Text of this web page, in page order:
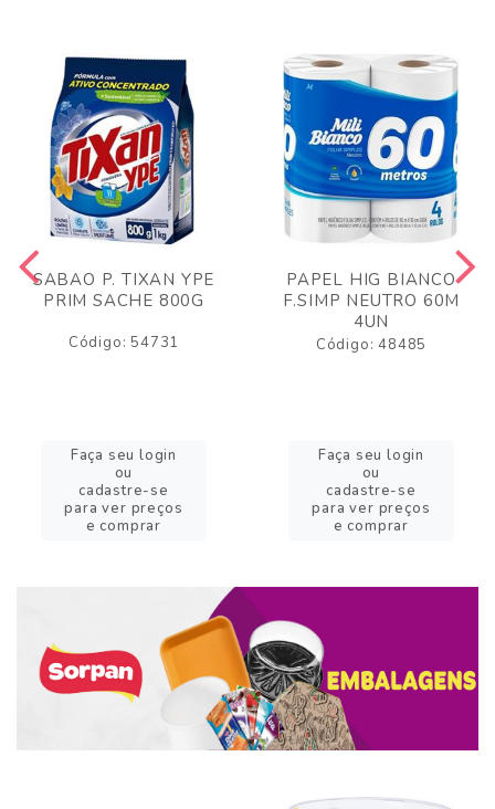
SABAO P. TIXAN YPE
PRIM SACHE 800G
Código: 54731
Faça seu login
ou
cadastre-se
para ver preços
e comprar
PAPEL HIG BIANCO
F.SIMP NEUTRO 60M
4UN
Código: 48485
Faça seu login
ou
cadastre-se
para ver preços
e comprar